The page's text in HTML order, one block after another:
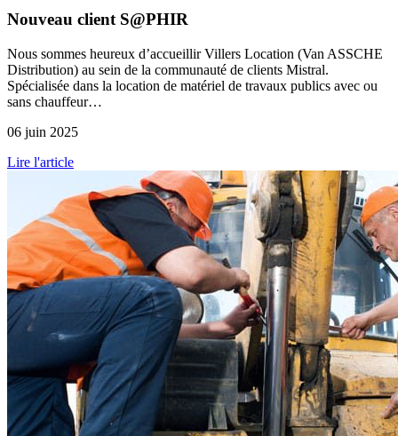
Nouveau client S@PHIR
Nous sommes heureux d’accueillir Villers Location (Van ASSCHE
Distribution) au sein de la communauté de clients Mistral.
Spécialisée dans la location de matériel de travaux publics avec ou
sans chauffeur…
06 juin 2025
Lire l'article